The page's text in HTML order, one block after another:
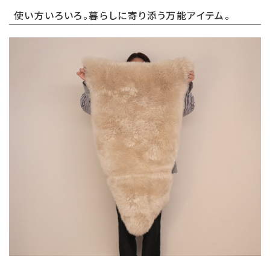
使い方いろいろ。暮らしに寄り添う万能アイテム。